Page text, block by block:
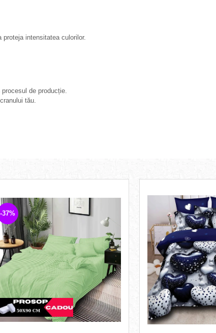
intensitatea culorilor.
de producție.
tău.
-37%